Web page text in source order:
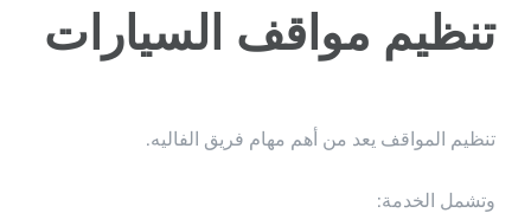
تنظيم مواقف السيارات
تنظيم المواقف يعد من أهم مهام فريق الفاليه.
وتشمل الخدمة: